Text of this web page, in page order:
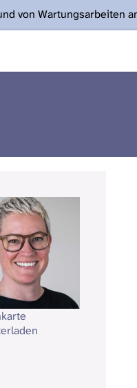
von Wartungsarbeiten